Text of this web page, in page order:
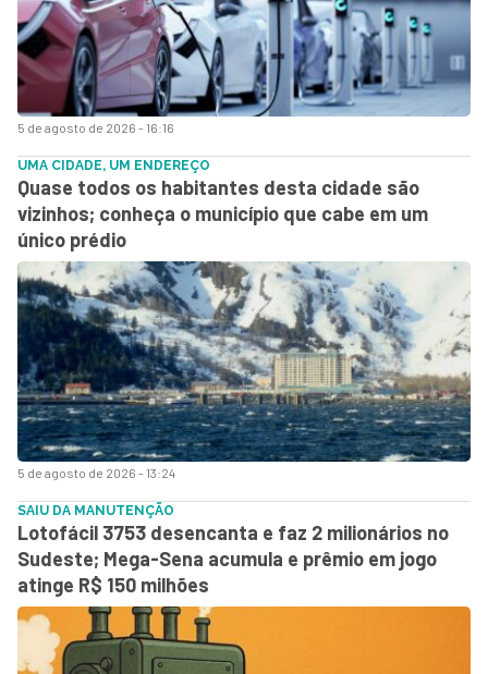
5 de agosto de 2026 - 16:16
5 de agosto de 2026 - 13:24
UMA CIDADE, UM ENDEREÇO
Quase todos os habitantes desta cidade são
vizinhos; conheça o município que cabe em um
único prédio
SAIU DA MANUTENÇÃO
Lotofácil 3753 desencanta e faz 2 milionários no
Sudeste; Mega-Sena acumula e prêmio em jogo
atinge R$ 150 milhões